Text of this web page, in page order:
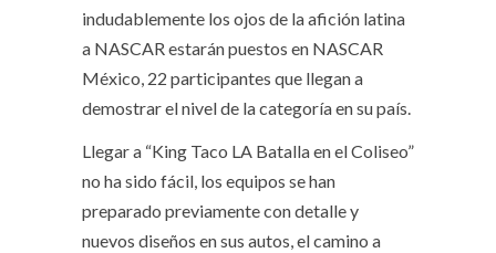
indudablemente los ojos de la afición latina
a NASCAR estarán puestos en NASCAR
México, 22 participantes que llegan a
demostrar el nivel de la categoría en su país.
Llegar a “King Taco LA Batalla en el Coliseo”
no ha sido fácil, los equipos se han
preparado previamente con detalle y
nuevos diseños en sus autos, el camino a